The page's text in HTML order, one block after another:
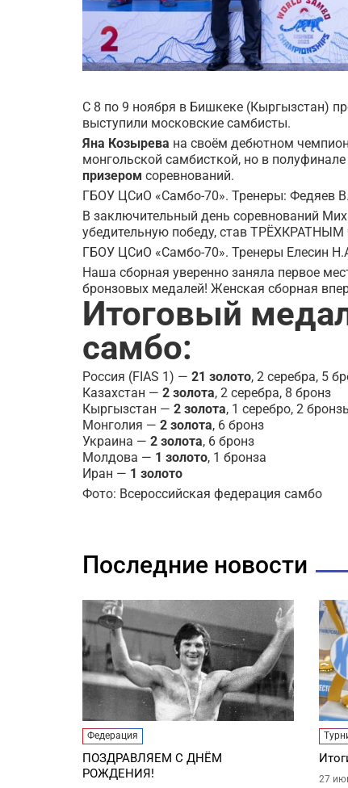
С 8 по 9 ноября в Бишкеке (Кыргызстан)
выступили московские самбисты.
Яна Козырева на своём дебютном
монгольской самбисткой, но в
призером соревнований.
ГБОУ ЦСиО «Самбо-70». Тренеры: Федяев
В заключительный день соревнований
убедительную победу, став
ГБОУ ЦСиО «Самбо-70». Тренеры Елесин
Наша сборная уверенно заняла первое
бронзовых медалей! Женская сборная
Итоговый
самбо:
Россия (FIAS 1) — 21 золото, 2 серебра, 5
Казахстан — 2 золота, 2 серебра, 8 бронз
Кыргызстан — 2 золота, 1 серебро, 2
Монголия — 2 золота, 6 бронз
Украина — 2 золота, 6 бронз
Молдова — 1 золото, 1 бронза
Иран — 1 золото
Фото: Всероссийская федерация самбо
Последние новости
Федерация
ПОЗДРАВЛЯЕМ С ДНЁМ
РОЖДЕНИЯ!
27